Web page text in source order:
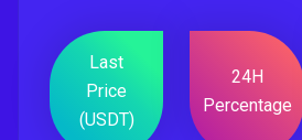
Last
Price
(USDT)
24H
Percentage